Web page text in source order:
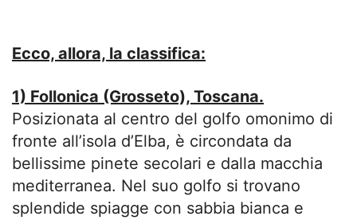
Ecco, allora, la classifica:
1) Follonica (Grosseto), Toscana.
Posizionata al centro del golfo omonimo di
fronte all’isola d’Elba, è circondata da
bellissime pinete secolari e dalla macchia
mediterranea. Nel suo golfo si trovano
splendide spiagge con sabbia bianca e